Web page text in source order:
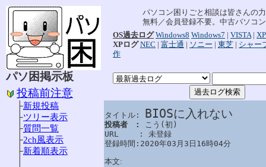
パソ困掲示板
投稿前注意
├新規投稿
├ツリー表示
├質問一覧
├2ch風表示
├新着順表示
パソコン困りごと相談は皆さんの
無料／会員登録不要。中古パソコ
OS過去ログ Windows8 Windows7 | VISTA| XP
XPログ NEC | 富士通 | ソニー | 東芝 | シャー
作
タイトル: BIOSに入れない
投稿者　: こう(初)
URL　　 : 未登録
登録時間:2020年03月3日16時04分
本文: